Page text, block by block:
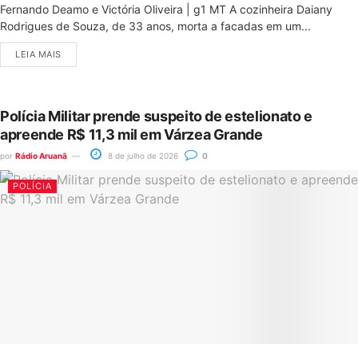
Fernando Deamo e Victória Oliveira | g1 MT A cozinheira Daiany
Rodrigues de Souza, de 33 anos, morta a facadas em um...
LEIA MAIS
Polícia Militar prende suspeito de estelionato e
apreende R$ 11,3 mil em Várzea Grande
por Rádio Aruanã 8 de julho de 2026 0
POLÍCIA